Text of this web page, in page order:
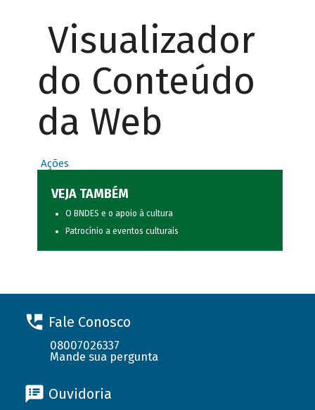
Visualizador
do Conteúdo
da Web
Ações
VEJA TAMBÉM
O BNDES e o apoio à cultura
Patrocínio a eventos culturais
Fale Conosco
08007026337
Mande sua pergunta
Ouvidoria